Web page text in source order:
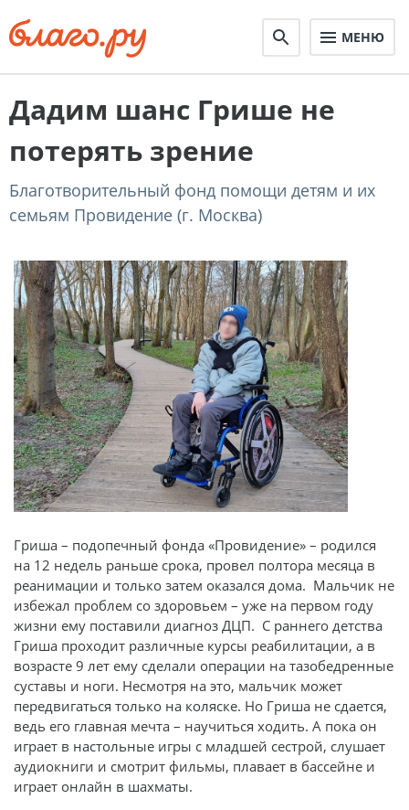
МЕНЮ
Дадим шанс Грише не
потерять зрение
Благотворительный фонд помощи детям и их
семьям Провидение (г. Москва)
Гриша – подопечный фонда «Провидение» – родился
на 12 недель раньше срока, провел полтора месяца в
реанимации и только затем оказался дома. Мальчик не
избежал проблем со здоровьем – уже на первом году
жизни ему поставили диагноз ДЦП. С раннего детства
Гриша проходит различные курсы реабилитации, а в
возрасте 9 лет ему сделали операции на тазобедренные
суставы и ноги. Несмотря на это, мальчик может
передвигаться только на коляске. Но Гриша не сдается,
ведь его главная мечта – научиться ходить. А пока он
играет в настольные игры с младшей сестрой, слушает
аудиокниги и смотрит фильмы, плавает в бассейне и
играет онлайн в шахматы.